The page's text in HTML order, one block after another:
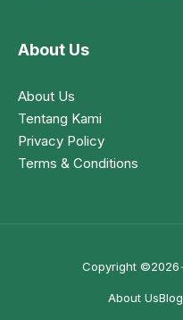
About Us
About Us
Tentang Kami
Privacy Policy
Terms & Conditions
Copyright ©2026
About UsBlog